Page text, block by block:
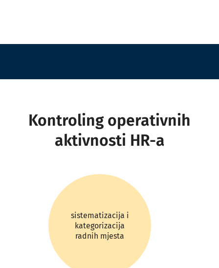
Kontroling operativnih
aktivnosti HR-a
sistematizacija i
kategorizacija
radnih mjesta